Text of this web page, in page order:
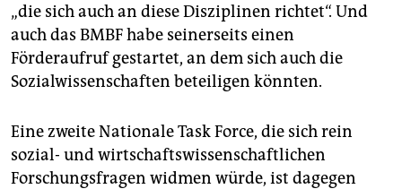
„die sich auch an diese Disziplinen richtet“. Und
auch das BMBF habe seinerseits einen
Förderaufruf gestartet, an dem sich auch die
Sozialwissenschaften beteiligen könnten.
Eine zweite Nationale Task Force, die sich rein
sozial- und wirtschaftswissenschaftlichen
Forschungsfragen widmen würde, ist dagegen